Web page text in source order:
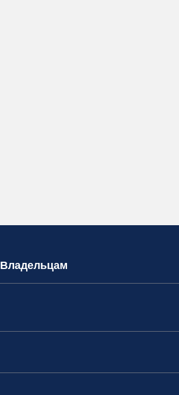
Владельцам